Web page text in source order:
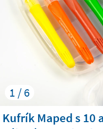
1 / 6
Kufrík Maped s 10